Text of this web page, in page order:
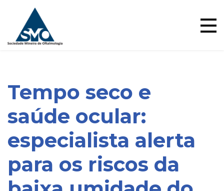
content
Tempo seco e
saúde ocular:
especialista alerta
para os riscos da